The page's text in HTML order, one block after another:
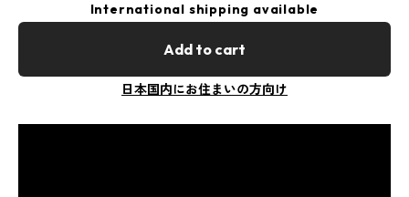
International shipping available
Add to cart
日本国内にお住まいの方向け